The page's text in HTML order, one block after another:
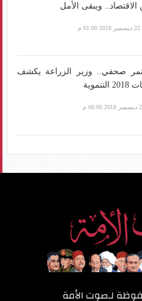
ويبقى الأمل
م
صحفي.. وزير الزراعة يكشف
لـصوت الأمة